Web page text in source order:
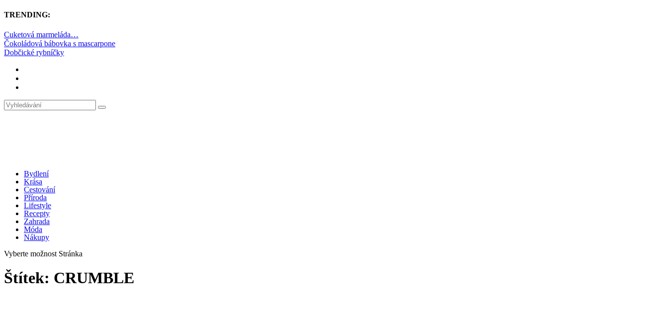
TRENDING:
Cuketová marmeláda…
Čokoládová bábovka s mascarpone
Dobčické rybníčky
Bydlení
Krása
Cestování
Příroda
Lifestyle
Recepty
Zahrada
Móda
Nákupy
Vyberte možnost Stránka
Štítek: CRUMBLE